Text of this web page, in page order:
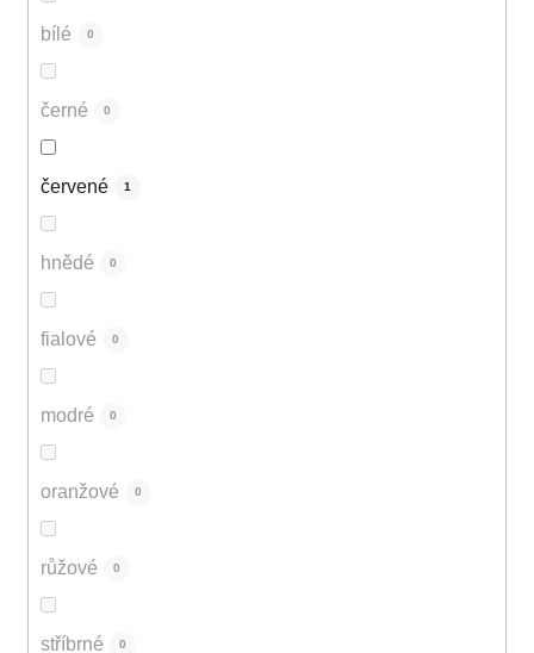
bílé 0
černé 0
červené 1
hnědé 0
fialové 0
modré 0
oranžové 0
růžové 0
stříbrné 0